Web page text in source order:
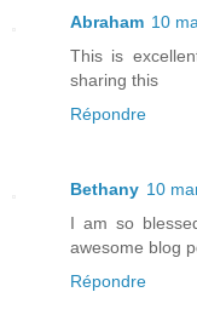
Abraham 10
This is
sharing this
Répondre
Bethany 10
I am so
awesome blog
Répondre